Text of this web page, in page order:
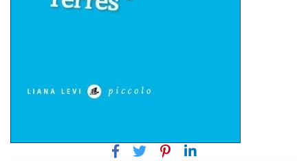
FacebookTwitterPinterest
Linkedin